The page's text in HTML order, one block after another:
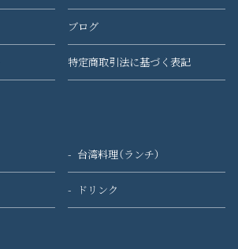
ブログ
特定商取引法に基づく表記
台湾料理（ランチ）
ドリンク